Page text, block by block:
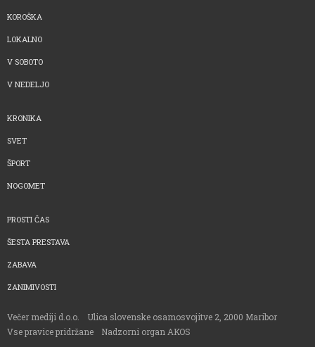
KOROŠKA
LOKALNO
V SOBOTO
V NEDELJO
KRONIKA
SVET
ŠPORT
NOGOMET
PROSTI ČAS
ŠESTA PRESTAVA
ZABAVA
ZANIMIVOSTI
Večer mediji d.o.o.
Ulica slovenske osamosvojitve 2, 2000 Maribor
Vse pravice pridržane
Nadzorni organ AKOS